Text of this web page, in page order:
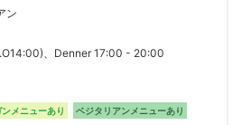
ン
、Denner 17:00 - 20:00
ンメニューあり
ベジタリアンメニューあり